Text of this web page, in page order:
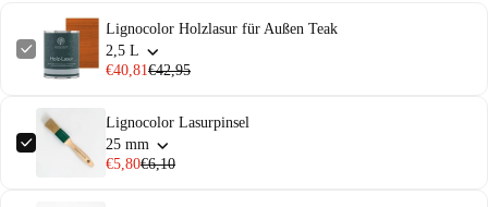
Lignocolor Holzlasur für Außen Teak
2,5 L
€40,81€42,95
Lignocolor Lasurpinsel
25 mm
€5,80€6,10